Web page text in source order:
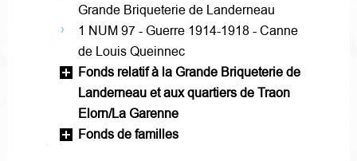
Grande Briqueterie de Landerneau
1 NUM 97 - Guerre 1914-1918 - Canne
de Louis Queinnec
Fonds relatif à la Grande Briqueterie de
Landerneau et aux quartiers de Traon
Elorn/La Garenne
Fonds de familles